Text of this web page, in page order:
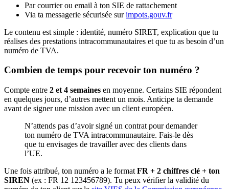
Par courrier ou email à ton SIE de rattachement
Via ta messagerie sécurisée surimpots.gouv.fr
Le contenu est simple : identité, numéro SIRET, explication que tu
réalises des prestations intracommunautaires et que tu as besoin d’un
numéro de TVA.
Combien de temps pour recevoir ton numéro ?
Compte entre 2 et 4 semaines en moyenne. Certains SIE répondent
en quelques jours, d’autres mettent un mois. Anticipe ta demande
avant de signer une mission avec un client européen.
N’attends pas d’avoir signé un contrat pour demander
ton numéro de TVA intracommunautaire. Fais-le dès
que tu envisages de travailler avec des clients dans
l’UE.
Une fois attribué, ton numéro a le format FR + 2 chiffres clé + ton
SIREN (ex : FR 12 123456789). Tu peux vérifier la validité du